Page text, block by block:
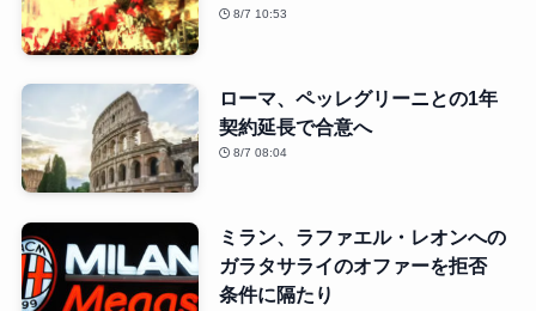
8/7 10:53
ローマ、ペッレグリーニとの1年
契約延長で合意へ
8/7 08:04
ミラン、ラファエル・レオンへの
ガラタサライのオファーを拒否
条件に隔たり